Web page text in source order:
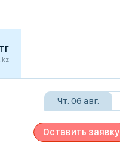
Чт. 06 авг.
Оставить заявку